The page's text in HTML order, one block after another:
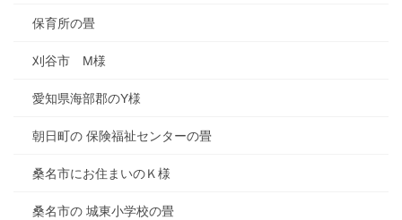
保育所の畳
刈谷市 M様
愛知県海部郡のY様
朝日町の 保険福祉センターの畳
桑名市にお住まいのＫ様
桑名市の 城東小学校の畳